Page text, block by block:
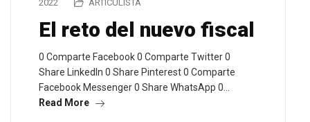
2022
ARTÍCULISTA
El reto del nuevo fiscal
0 Comparte Facebook 0 Comparte Twitter 0
Share LinkedIn 0 Share Pinterest 0 Comparte
Facebook Messenger 0 Share WhatsApp 0…
Read More